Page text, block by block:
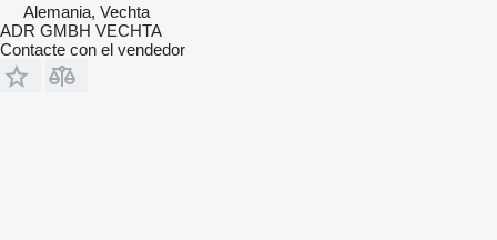
Alemania, Vechta
ADR GMBH VECHTA
Contacte con el vendedor